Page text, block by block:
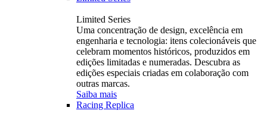
Limited Series
Uma concentração de design, excelência em
engenharia e tecnologia: itens colecionáveis ​​que
celebram momentos históricos, produzidos em
edições limitadas e numeradas. Descubra as
edições especiais criadas em colaboração com
outras marcas.
Saiba mais
Racing Replica